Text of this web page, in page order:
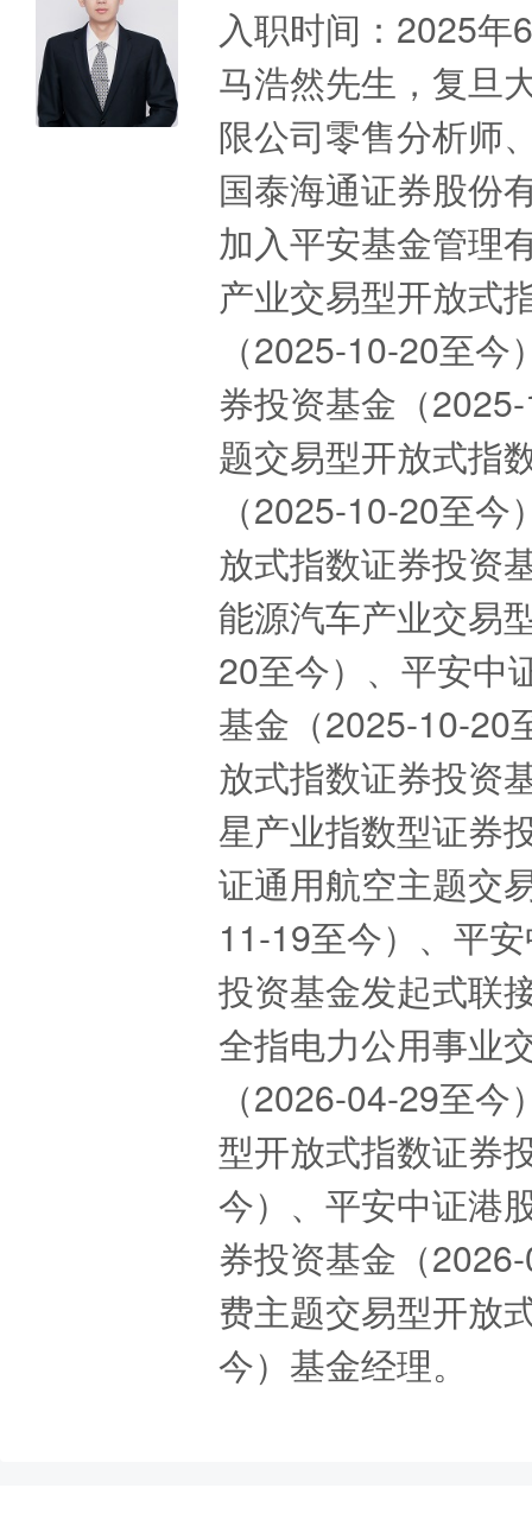
入职时间：2025年
马浩然先生，复旦
限公司零售分析师
国泰海通证券股份
加入平安基金管理
产业交易型开放式
（2025-10-20至
券投资基金（
题交易型开放式指
（2025-10-20至
放式指数证券投资
能源汽车产业交易
20至今）、平安中
基金（2025-10-20
放式指数证券投资
星产业指数型证券
证通用航空主题交
11-19至今）、平
投资基金发起式联
全指电力公用事业
（2026-04-29至
型开放式指数证券
今）、平安中证港
券投资基金（
费主题交易型开放
今）基金经理。